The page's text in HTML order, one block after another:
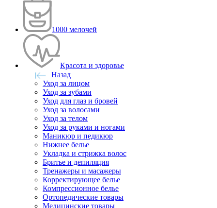
1000 мелочей
Красота и здоровье
Назад
Уход за лицом
Уход за зубами
Уход для глаз и бровей
Уход за волосами
Уход за телом
Уход за руками и ногами
Маникюр и педикюр
Нижнее белье
Укладка и стрижка волос
Бритье и депиляция
Тренажеры и масажеры
Корректирующее белье
Компрессионное белье
Ортопедические товары
Медицинские товары